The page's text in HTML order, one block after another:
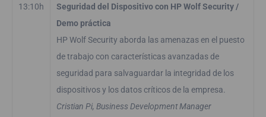
13:10h
Seguridad del Dispositivo con HP Wolf Security /
Demo práctica
HP Wolf Security aborda las amenazas en el puesto
de trabajo con características avanzadas de
seguridad para salvaguardar la integridad de los
dispositivos y los datos críticos de la empresa.
Cristian Pi, Business Development Manager